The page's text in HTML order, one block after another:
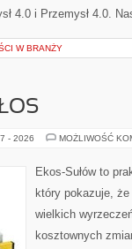
4.0 i Przemysł 4.0.
W BRANŻY
- 2026 MOŻLIWOŚĆ
Ekos-Sułów to
który pokazuje,
wielkich
kosztownych